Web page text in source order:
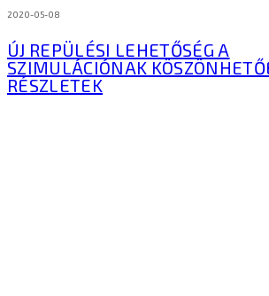
2020-05-08
ÚJ REPÜLÉSI LEHETŐSÉG A
SZIMULÁCIÓNAK
RÉSZLETEK